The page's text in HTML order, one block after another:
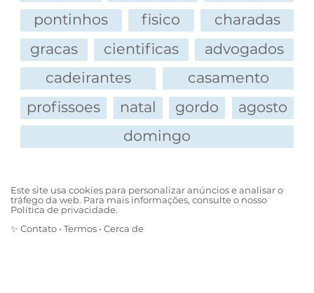
pontinhos
fisico
charadas
gracas
cientificas
advogados
cadeirantes
casamento
profissoes
natal gordo
agosto
domingo
Este site usa cookies para personalizar anúncios e analisar o
tráfego da web. Para mais informações, consulte o nosso
Política de privacidade.
✨ Contato • Termos • Cerca de